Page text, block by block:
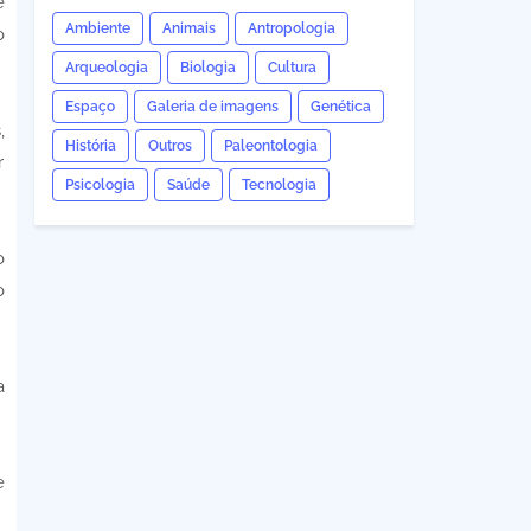
Ambiente Animais Antropologia
Arqueologia Biologia Cultura
Espaço Galeria de imagens Genética
História Outros Paleontologia
Psicologia Saúde Tecnologia